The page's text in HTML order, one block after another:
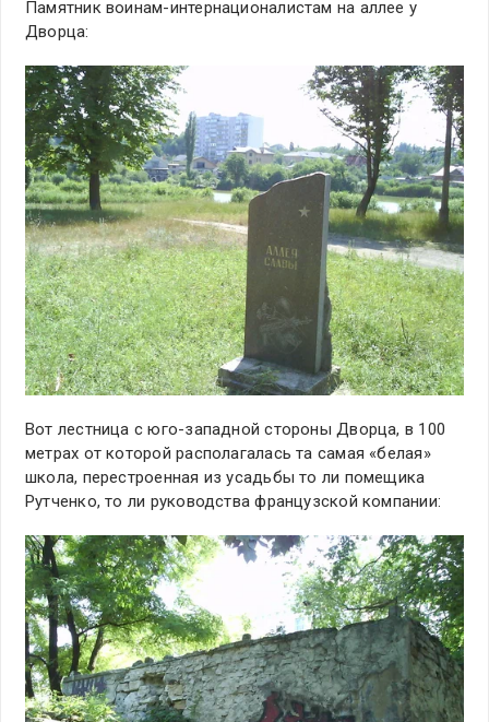
Памятник воинам-интернационалистам на аллее у
Дворца:
Вот лестница с юго-западной стороны Дворца, в 100
метрах от которой располагалась та самая «белая»
школа, перестроенная из усадьбы то ли помещика
Рутченко, то ли руководства французской компании: